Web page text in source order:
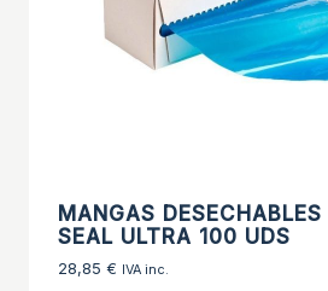
MANGAS
SEAL ULTRA 100 UDS
28,85 € IVA inc.